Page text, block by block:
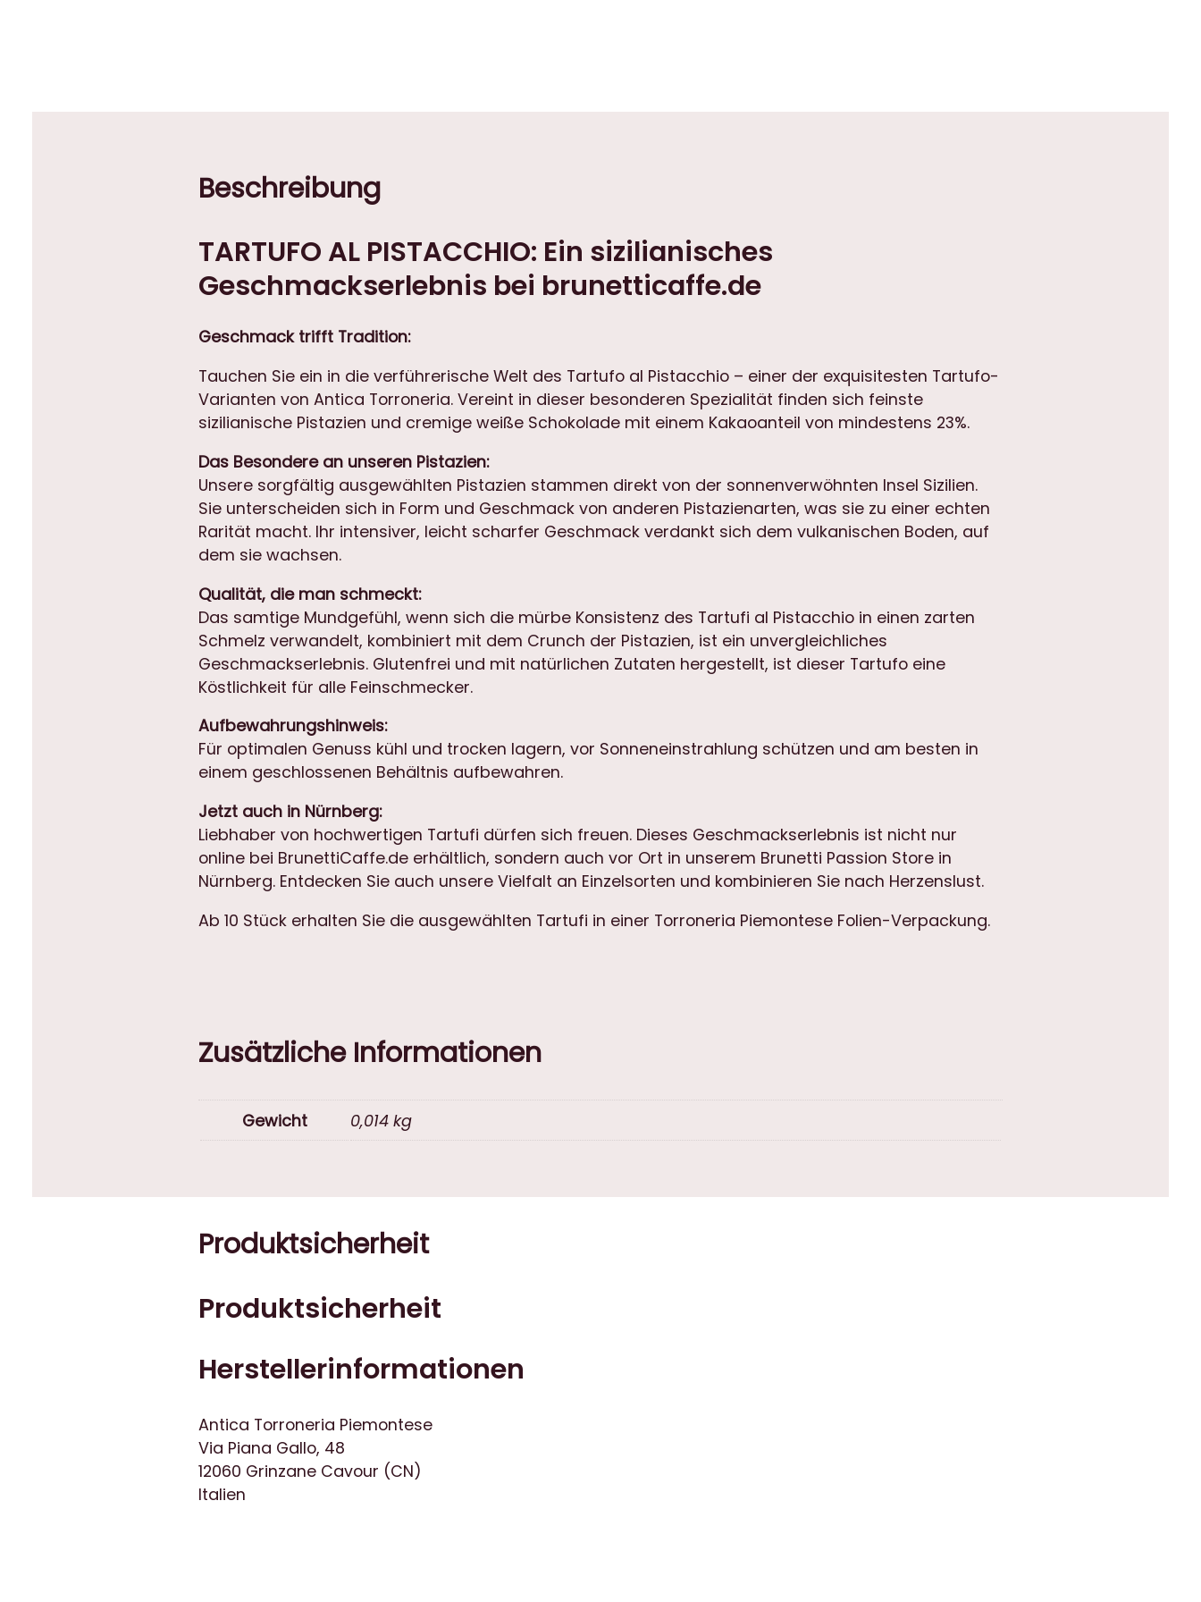
Beschreibung
TARTUFO AL PISTACCHIO: Ein sizilianisches
Geschmackserlebnis bei brunetticaffe.de
Geschmack trifft Tradition:
Tauchen Sie ein in die verführerische Welt des Tartufo al Pistacchio – einer der exquisitesten Tartufo-
Varianten von Antica Torroneria. Vereint in dieser besonderen Spezialität finden sich feinste
sizilianische Pistazien und cremige weiße Schokolade mit einem Kakaoanteil von mindestens 23%.
Das Besondere an unseren Pistazien:
Unsere sorgfältig ausgewählten Pistazien stammen direkt von der sonnenverwöhnten Insel Sizilien.
Sie unterscheiden sich in Form und Geschmack von anderen Pistazienarten, was sie zu einer echten
Rarität macht. Ihr intensiver, leicht scharfer Geschmack verdankt sich dem vulkanischen Boden, auf
dem sie wachsen.
Qualität, die man schmeckt:
Das samtige Mundgefühl, wenn sich die mürbe Konsistenz des Tartufi al Pistacchio in einen zarten
Schmelz verwandelt, kombiniert mit dem Crunch der Pistazien, ist ein unvergleichliches
Geschmackserlebnis. Glutenfrei und mit natürlichen Zutaten hergestellt, ist dieser Tartufo eine
Köstlichkeit für alle Feinschmecker.
Aufbewahrungshinweis:
Für optimalen Genuss kühl und trocken lagern, vor Sonneneinstrahlung schützen und am besten in
einem geschlossenen Behältnis aufbewahren.
Jetzt auch in Nürnberg:
Liebhaber von hochwertigen Tartufi dürfen sich freuen. Dieses Geschmackserlebnis ist nicht nur
online bei BrunettiCaffe.de erhältlich, sondern auch vor Ort in unserem Brunetti Passion Store in
Nürnberg. Entdecken Sie auch unsere Vielfalt an Einzelsorten und kombinieren Sie nach Herzenslust.
Ab 10 Stück erhalten Sie die ausgewählten Tartufi in einer Torroneria Piemontese Folien-Verpackung.
Zusätzliche Informationen
Gewicht 0,014 kg
Produktsicherheit
Produktsicherheit
Herstellerinformationen
Antica Torroneria Piemontese
Via Piana Gallo, 48
12060 Grinzane Cavour (CN)
Italien